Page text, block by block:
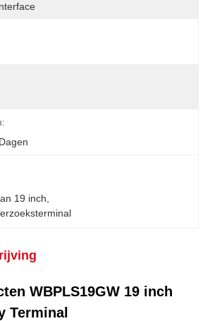
19 inch
WBPLS19GW 19 inch
Terminal